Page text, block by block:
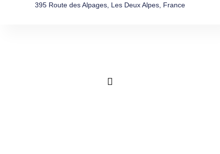
395 Route des Alpages, Les Deux Alpes, France